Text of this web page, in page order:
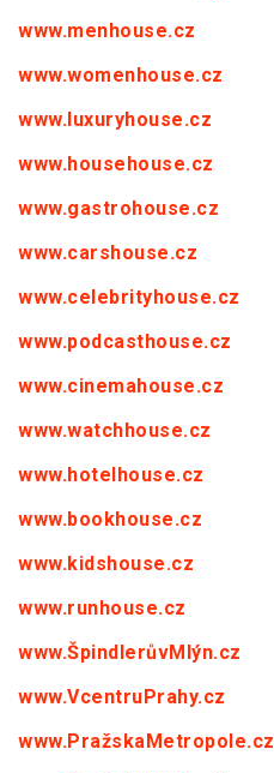
www.menhouse.cz
www.womenhouse.cz
www.luxuryhouse.cz
www.househouse.cz
www.gastrohouse.cz
www.carshouse.cz
www.celebrityhouse.cz
www.podcasthouse.cz
www.cinemahouse.cz
www.watchhouse.cz
www.hotelhouse.cz
www.bookhouse.cz
www.kidshouse.cz
www.runhouse.cz
www.ŠpindlerůvMlýn.cz
www.VcentruPrahy.cz
www.PražskaMetropole.cz